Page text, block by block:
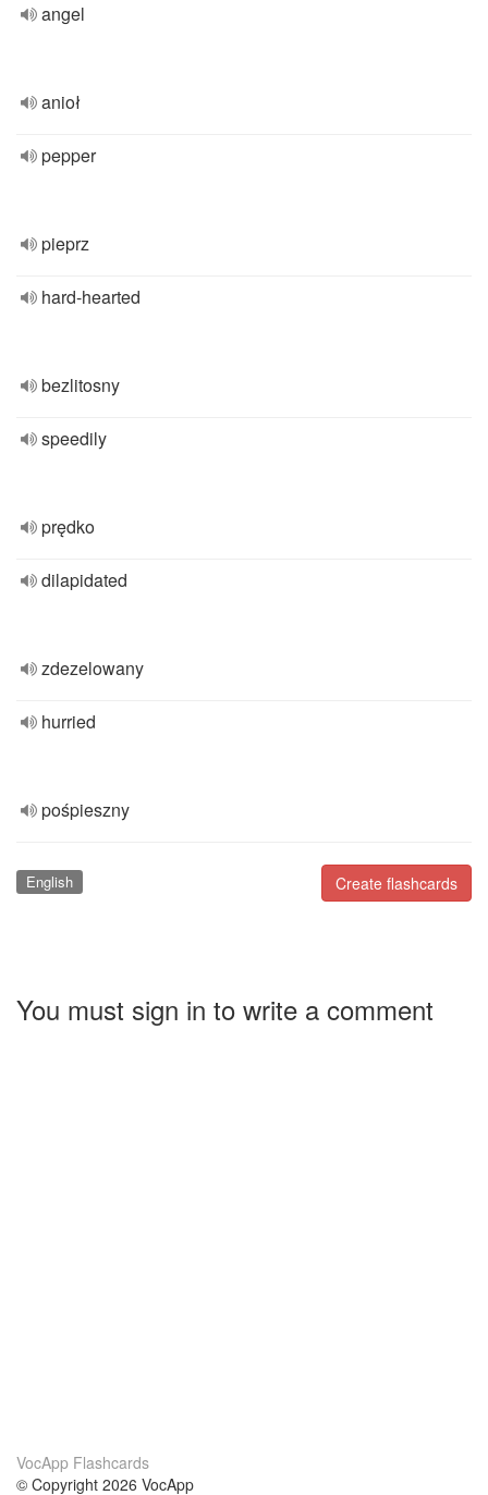
angel
anioł
pepper
pieprz
hard-hearted
bezlitosny
speedily
prędko
dilapidated
zdezelowany
hurried
pośpieszny
Create flashcards
English
You must sign in to write a comment
VocApp Flashcards
© Copyright 2026 VocApp